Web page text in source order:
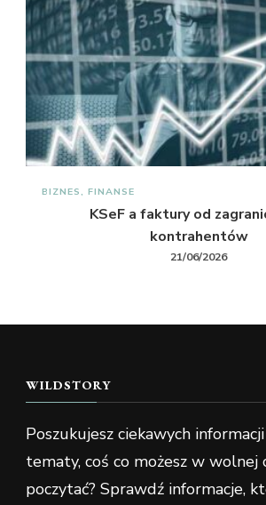
BIZNES, FINANSE
KSeF a faktury od
kontrahentów
21/06/2026
WILDSTORY
Poszukujesz ciekawych
tematy, coś co możesz w wolnej
poczytać? Sprawdź informacje,